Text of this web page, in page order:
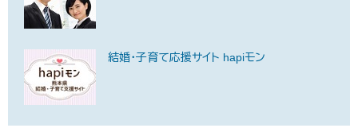
結婚・子育て応援サイト hapiモン